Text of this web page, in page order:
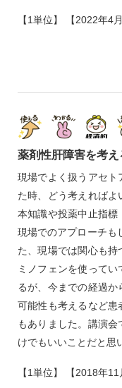
【1単位】 【2022年4
薬剤性肝障害を考え
現場でよく扱うアセト
た時、どう考えれば
本知識や投薬中止指標
現場でのアプローチも
た、現場では関心も
ミノフェンを使って
るが、今までの経過
可能性も考えるなど患
もありました。講演
けでもいいことだと思
【1単位】 【2018年11